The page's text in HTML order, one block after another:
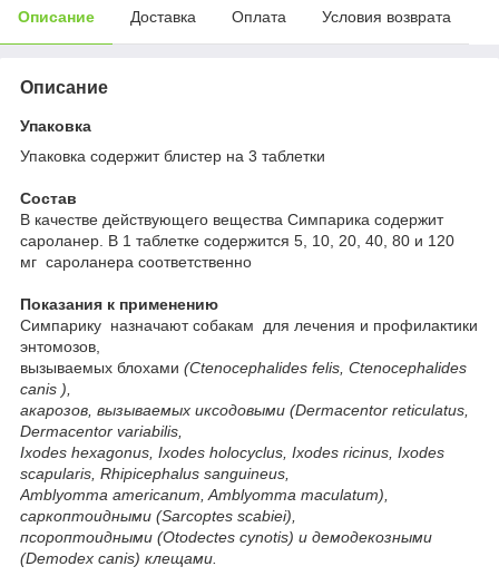
Описание Доставка Оплата Условия возврата
Описание
Упаковка
Упаковка содержит блистер на 3 таблетки
Состав
В качестве действующего вещества Симпарика содержит
сароланер. В 1 таблетке содержится 5, 10, 20, 40, 80 и 120
мг сароланера соответственно
Показания к применению
Симпарику назначают собакам для лечения и профилактики
энтомозов,
вызываемых блохами (Ctenocephalides felis, Ctenocephalides
canis ),
акарозов, вызываемых иксодовыми (Dermacentor reticulatus,
Dermacentor variabilis,
Ixodes hexagonus, Ixodes holocyclus, Ixodes ricinus, Ixodes
scapularis, Rhipicephalus sanguineus,
Amblyomma americanum, Amblyomma maculatum),
саркоптоидными (Sarcoptes scabiei),
псороптоидными (Otodectes cynotis) и демодекозными
(Demodex canis) клещами.